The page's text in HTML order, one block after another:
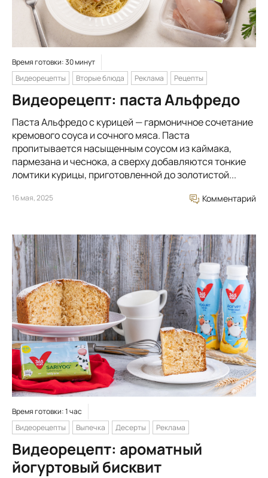
Время готовки: 30 минут
Видеорецепты
Вторые блюда Реклама Рецепты
Видеорецепт: паста Альфредо
Паста Альфредо с курицей — гармоничное сочетание
кремового соуса и сочного мяса. Паста
пропитывается насыщенным соусом из каймака,
пармезана и чеснока, а сверху добавляются тонкие
ломтики курицы, приготовленной до золотистой...
16 мая, 2025 Комментарий
Время готовки: 1 час
Видеорецепты
Выпечка Десерты Реклама
Видеорецепт: ароматный
йогуртовый бисквит